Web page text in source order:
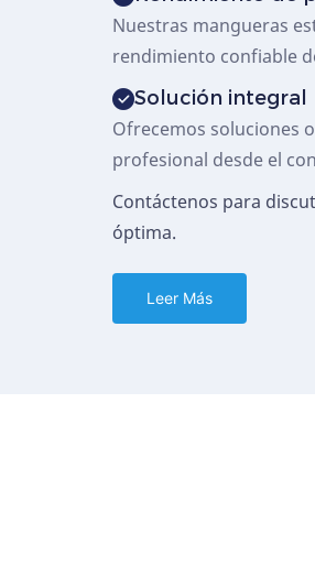
Nuestras mangueras
rendimiento confiable
Solución integral
Ofrecemos soluciones
profesional desde el
Contáctenos para
óptima.
Leer Más